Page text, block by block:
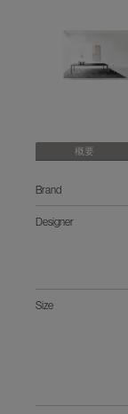
概要
Brand
Designer
Size